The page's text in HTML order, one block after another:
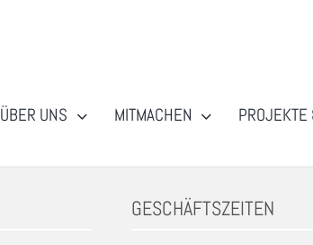
ÜBER UNS MITMACHEN PROJEKTE
GESCHÄFTSZEITEN